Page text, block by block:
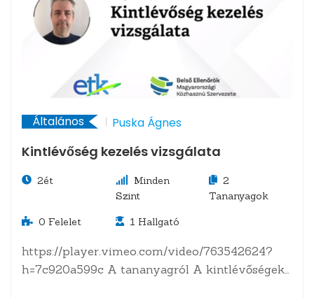
Általános Puska Ágnes
Kintlévőség kezelés vizsgálata
2ét
Minden
Szint
2
Tananyagok
0 Felelet 1 Hallgató
https://player.vimeo.com/video/763542624?
h=7c920a599c A tananyagról A kintlévőségek